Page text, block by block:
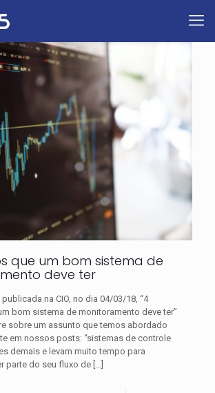
que um bom sistema de
deve ter
na CIO, no dia 04/03/18, “4
bom sistema de monitoramento deve ter”
sobre um assunto que temos abordado
em nossos posts: “sistemas de controle
demais e levam muito tempo para
parte do seu fluxo de […]